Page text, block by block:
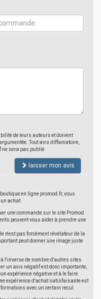
de leurs auteurs et doivent
Tout avis diffamatoire,
ne sera pas publié
laisser mon avis
en ligne promod.fr, vous
achat.
une commande sur le site Promod
peuvent vous aider à prendre une
n'est pas forcément révélateur de la
peut donner une image juste
l'inverse de nombre d'autres sites.
un avis négatif est donc importante,
expérience négative et à le faire
expérience d'achat satisfaisante est
avec un certain recul.